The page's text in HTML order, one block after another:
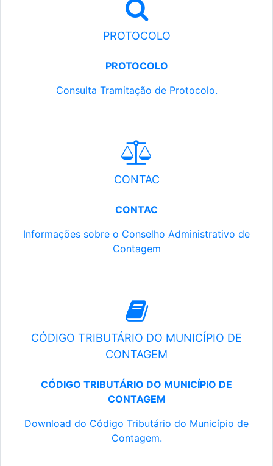
PROTOCOLO
PROTOCOLO
Consulta Tramitação de Protocolo.
CONTAC
CONTAC
Informações sobre o Conselho Administrativo de
Contagem
CÓDIGO TRIBUTÁRIO DO MUNICÍPIO DE
CONTAGEM
CÓDIGO TRIBUTÁRIO DO MUNICÍPIO DE
CONTAGEM
Download do Código Tributário do Município de
Contagem.